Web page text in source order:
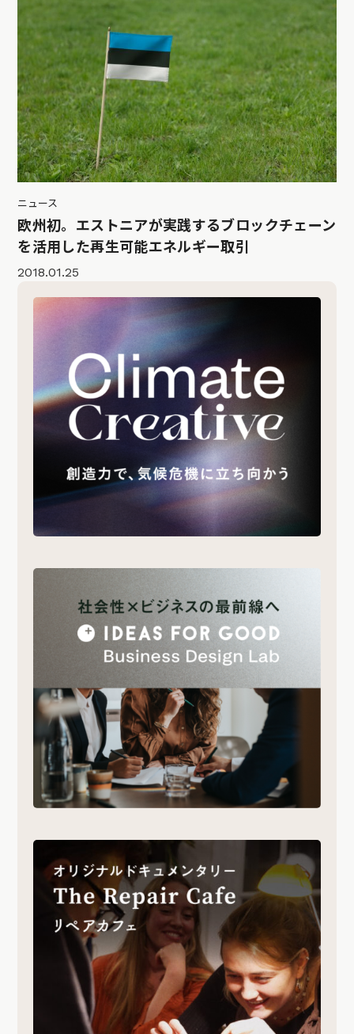
ニュース
欧州初。エストニアが実践するブロックチェーン
を活用した再生可能エネルギー取引
2018.01.25